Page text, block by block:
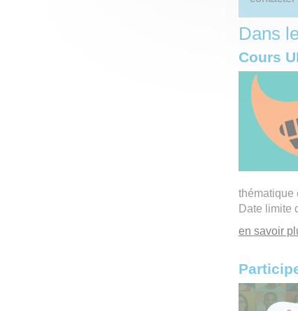
Dans
Cours
thématique
Date limite
en savoir